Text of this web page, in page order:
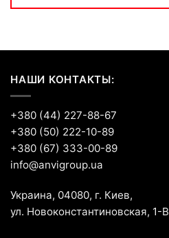
НАШИ КОНТАКТЫ:
+380 (44) 227-88-67
+380 (50) 222-10-89
+380 (67) 333-00-89
info@anvigroup.ua
Украина, 04080, г. Киев,
ул. Новоконстантиновская, 1-В